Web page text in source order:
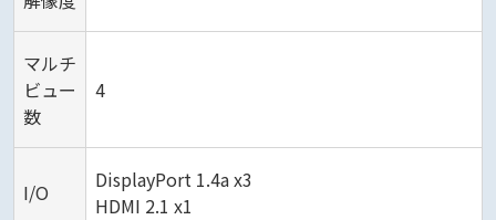
マルチ
ビュー
数
4
I/O
DisplayPort 1.4a x3
HDMI 2.1 x1